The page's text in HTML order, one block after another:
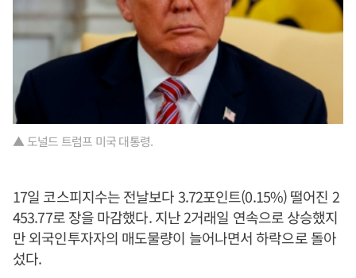
▲ 도널드 트럼프 미국 대통령.
17일 코스피지수는 전날보다 3.72포인트(0.15%) 떨어진 2
453.77로 장을 마감했다. 지난 2거래일 연속으로 상승했지
만 외국인투자자의 매도물량이 늘어나면서 하락으로 돌아
섰다.